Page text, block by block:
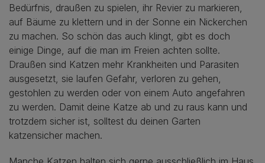
Bedürfnis, draußen zu spielen, ihr Revier zu markieren,
auf Bäume zu klettern und in der Sonne ein Nickerchen
zu machen. So schön das auch klingt, gibt es doch
einige Dinge, auf die man im Freien achten sollte.
Draußen sind Katzen mehr Krankheiten und Parasiten
ausgesetzt, sie laufen Gefahr, verloren zu gehen,
gestohlen zu werden oder von einem Auto angefahren
zu werden. Damit deine Katze ab und zu raus kann und
trotzdem sicher ist, solltest du deinen Garten
katzensicher machen.